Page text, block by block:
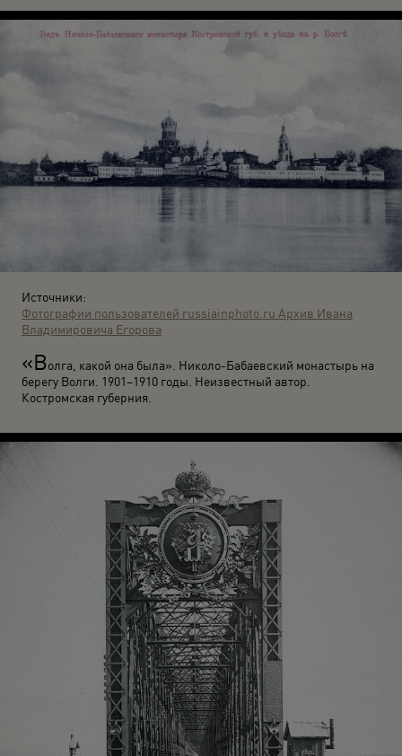
Источники:
Фотографии пользователей russiainphoto.ru Архив Ивана
Владимировича Егорова
«Волга, какой она была». Николо-Бабаевский монастырь на
берегу Волги. 1901–1910 годы. Неизвестный автор.
Костромская губерния.